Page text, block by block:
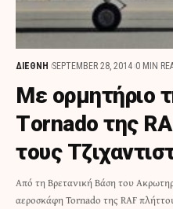
ΔΙΕΘΝΗ SEPTEMBER 28, 2014 0 MIN
Με ορμητήριο
Τornado της
τους
Από τη Βρετανική Βάση του
αεροσκάφη Tornado της RAF